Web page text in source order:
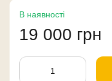
В наявності
19 000 грн